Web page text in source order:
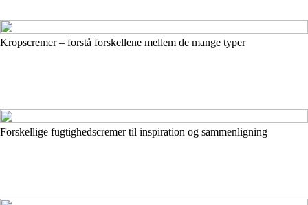
Kropscremer – forstå forskellene mellem de mange typer
Forskellige fugtighedscremer til inspiration og sammenligning